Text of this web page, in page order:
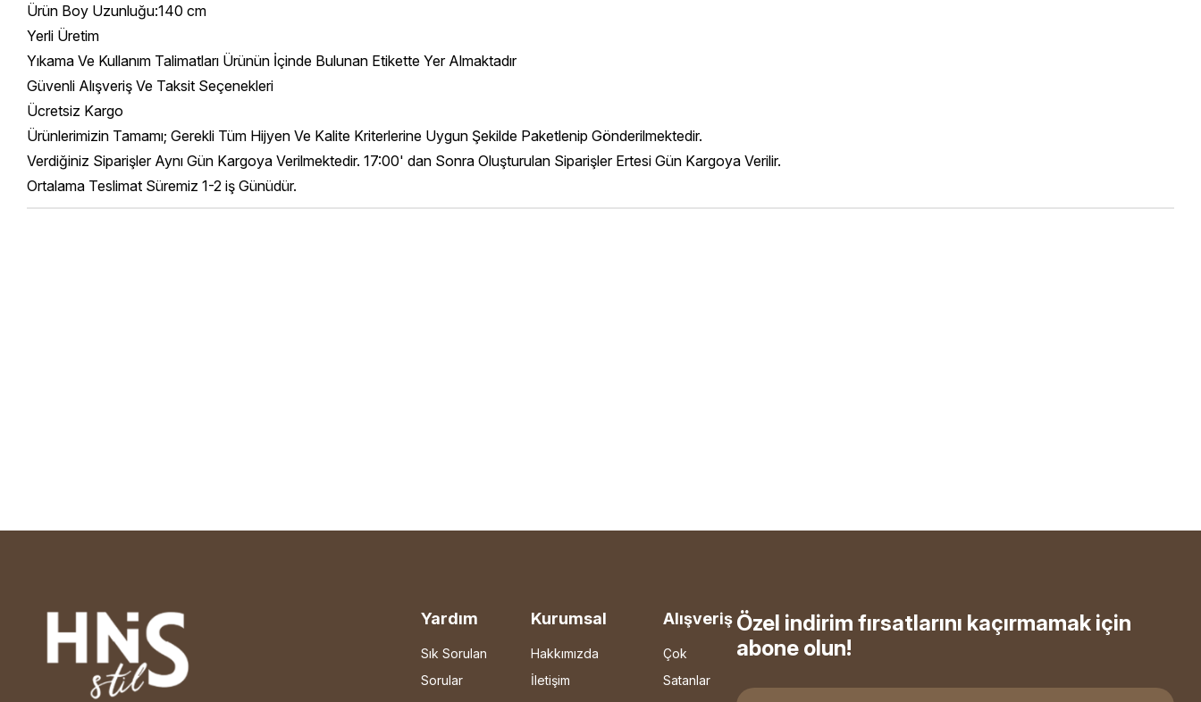
Ürün Boy Uzunluğu:140 cm
Yerli Üretim
Yıkama Ve Kullanım Talimatları Ürünün İçinde Bulunan Etikette Yer Almaktadır
Güvenli Alışveriş Ve Taksit Seçenekleri
Ücretsiz Kargo
Ürünlerimizin Tamamı; Gerekli Tüm Hijyen Ve Kalite Kriterlerine Uygun Şekilde Paketlenip Gönderilmektedir.
Verdiğiniz Siparişler Aynı Gün Kargoya Verilmektedir. 17:00' dan Sonra Oluşturulan Siparişler Ertesi Gün Kargoya Verilir.
Ortalama Teslimat Süremiz 1-2 iş Günüdür.
Yardım
Sık Sorulan
Sorular
Kurumsal
Hakkımızda
İletişim
Alışveriş
Çok
Satanlar
Özel indirim fırsatlarını kaçırmamak için
abone olun!